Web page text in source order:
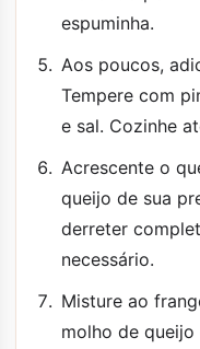
espuminha.
Aos poucos,
Tempere com
e sal. Cozinhe
Acrescente o
queijo de sua
derreter
necessário.
Misture ao
molho de